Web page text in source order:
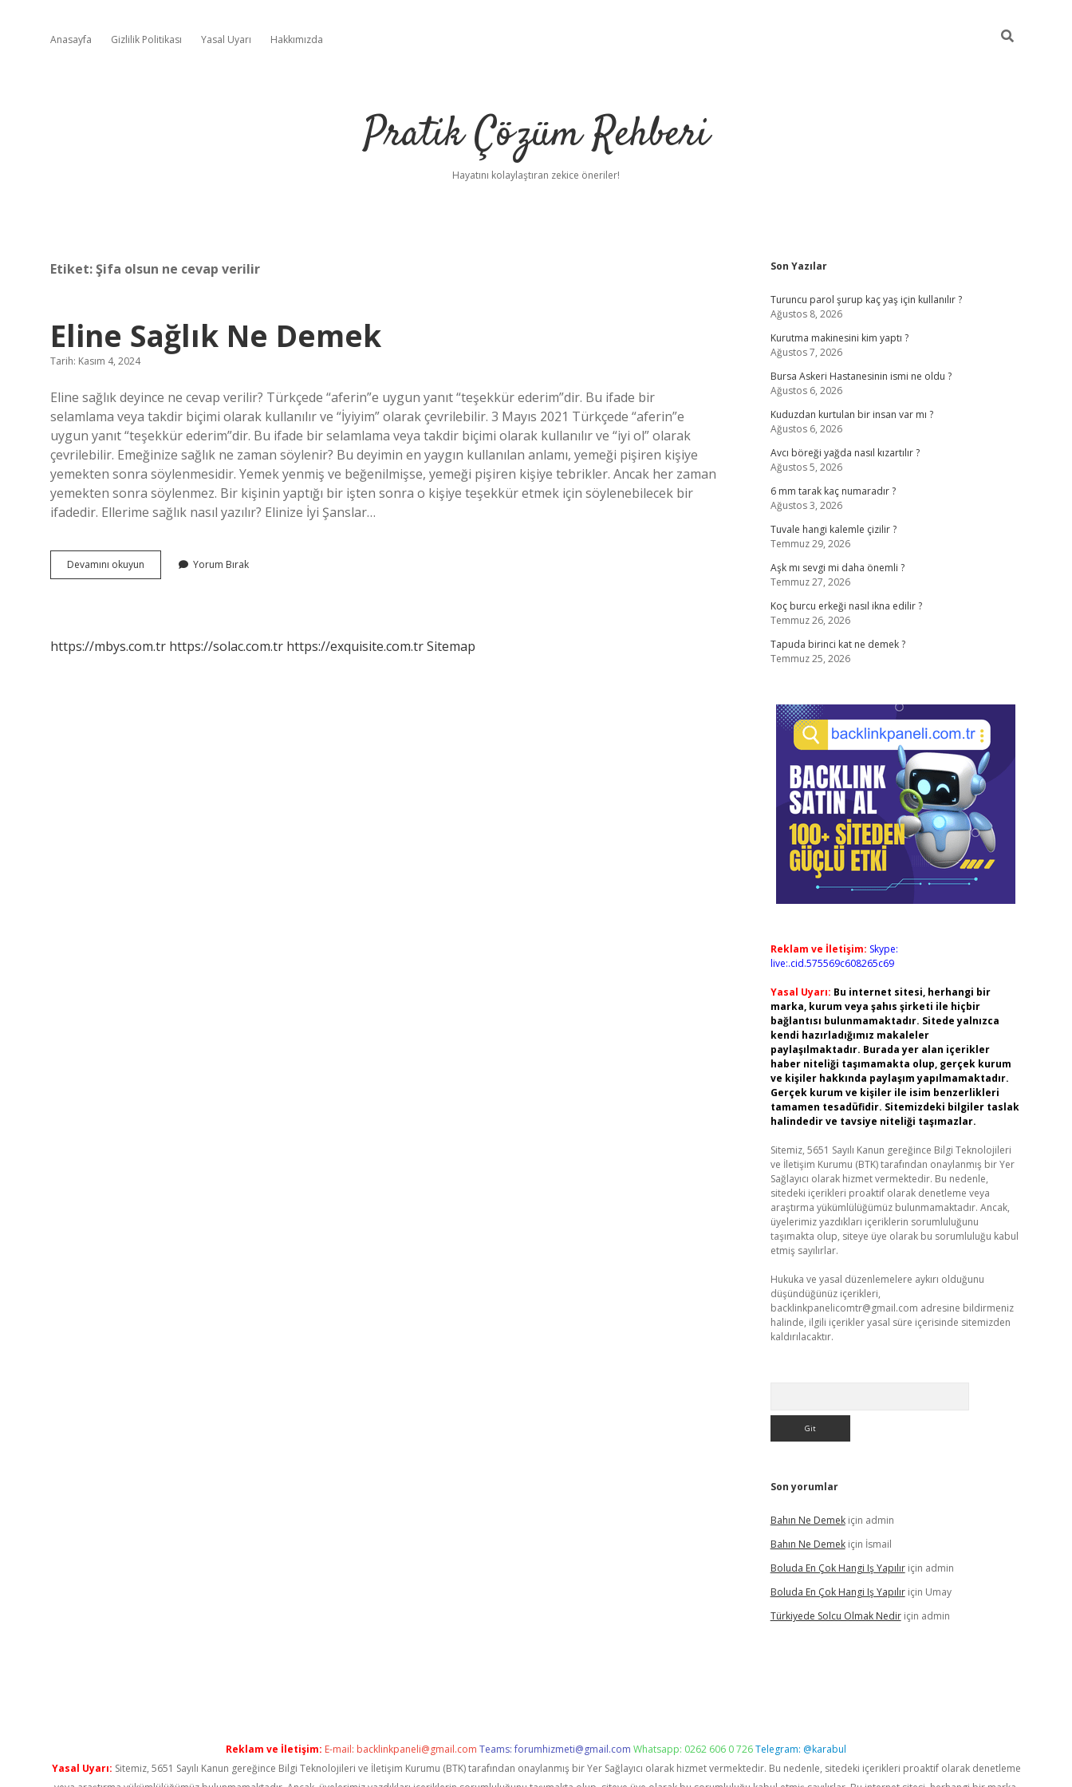
Anasayfa Gizlilik Politikası Yasal Uyarı Hakkımızda
Pratik Çözüm Rehberi
Hayatını kolaylaştıran zekice öneriler!
Etiket:Şifa olsun ne cevap verilir
Eline Sağlık Ne Demek
Tarih: Kasım 4, 2024
Eline sağlık deyince ne cevap verilir? Türkçede “aferin”e uygun yanıt “teşekkür ederim”dir. Bu ifade bir
selamlama veya takdir biçimi olarak kullanılır ve “İyiyim” olarak çevrilebilir. 3 Mayıs 2021 Türkçede “aferin”e
uygun yanıt “teşekkür ederim”dir. Bu ifade bir selamlama veya takdir biçimi olarak kullanılır ve “iyi ol” olarak
çevrilebilir. Emeğinize sağlık ne zaman söylenir? Bu deyimin en yaygın kullanılan anlamı, yemeği pişiren kişiye
yemekten sonra söylenmesidir. Yemek yenmiş ve beğenilmişse, yemeği pişiren kişiye tebrikler. Ancak her zaman
yemekten sonra söylenmez. Bir kişinin yaptığı bir işten sonra o kişiye teşekkür etmek için söylenebilecek bir
ifadedir. Ellerime sağlık nasıl yazılır? Elinize İyi Şanslar…
Devamını okuyun
Sağlık
Yorum Bırak
https://mbys.com.tr https://solac.com.tr https://exquisite.com.trSitemap
Sidebar
Son Yazılar
Turuncu parol şurup kaç yaş için kullanılır ?
Ağustos 8, 2026
Kurutma makinesini kim yaptı ?
Ağustos 7, 2026
Bursa Askeri Hastanesinin ismi ne oldu ?
Ağustos 6, 2026
Kuduzdan kurtulan bir insan var mı ?
Ağustos 6, 2026
Avcı böreği yağda nasıl kızartılır ?
Ağustos 5, 2026
6 mm tarak kaç numaradır ?
Ağustos 3, 2026
Tuvale hangi kalemle çizilir ?
Temmuz 29, 2026
Aşk mı sevgi mi daha önemli ?
Temmuz 27, 2026
Koç burcu erkeği nasıl ikna edilir ?
Temmuz 26, 2026
Tapuda birinci kat ne demek ?
Temmuz 25, 2026
Reklam ve İletişim: Skype:
live:.cid.575569c608265c69
Yasal Uyarı: Bu internet sitesi, herhangi bir
marka, kurum veya şahıs şirketi ile hiçbir
bağlantısı bulunmamaktadır. Sitede yalnızca
kendi hazırladığımız makaleler
paylaşılmaktadır. Burada yer alan içerikler
haber niteliği taşımamakta olup, gerçek kurum
ve kişiler hakkında paylaşım yapılmamaktadır.
Gerçek kurum ve kişiler ile isim benzerlikleri
tamamen tesadüfidir. Sitemizdeki bilgiler taslak
halindedir ve tavsiye niteliği taşımazlar.
Sitemiz, 5651 Sayılı Kanun gereğince Bilgi Teknolojileri
ve İletişim Kurumu (BTK) tarafından onaylanmış bir Yer
Sağlayıcı olarak hizmet vermektedir. Bu nedenle,
sitedeki içerikleri proaktif olarak denetleme veya
araştırma yükümlülüğümüz bulunmamaktadır. Ancak,
üyelerimiz yazdıkları içeriklerin sorumluluğunu
taşımakta olup, siteye üye olarak bu sorumluluğu kabul
etmiş sayılırlar.
Hukuka ve yasal düzenlemelere aykırı olduğunu
düşündüğünüz içerikleri,
backlinkpanelicomtr@gmail.com adresine bildirmeniz
halinde, ilgili içerikler yasal süre içerisinde sitemizden
kaldırılacaktır.
Son yorumlar
Bahın Ne Demekiçin admin
Bahın Ne Demekiçin İsmail
Boluda En Çok Hangi Iş Yapılıriçin admin
Boluda En Çok Hangi Iş Yapılıriçin Umay
Türkiyede Solcu Olmak Nediriçin admin
Reklam ve İletişim: E-mail: backlinkpaneli@gmail.com Teams:forumhizmeti@gmail.com Whatsapp: 0262 606 0 726Telegram: @karabul
Yasal Uyarı: Sitemiz, 5651 Sayılı Kanun gereğince Bilgi Teknolojileri ve İletişim Kurumu (BTK) tarafından onaylanmış bir Yer Sağlayıcı olarak hizmet vermektedir. Bu nedenle, sitedeki içerikleri proaktif olarak denetleme